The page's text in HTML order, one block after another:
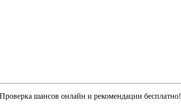
шансов онлайн и рекомендации бесплатно!